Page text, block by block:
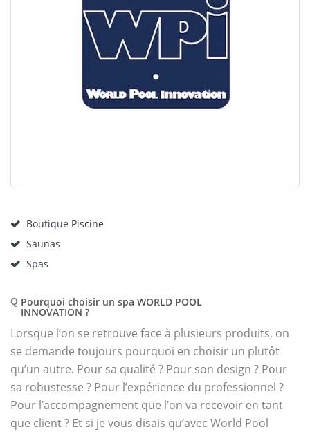
Boutique Piscine
Saunas
Spas
Q Pourquoi choisir un spa WORLD POOL
INNOVATION ?
Lorsque l’on se retrouve face à plusieurs produits, on
se demande toujours pourquoi en choisir un plutôt
qu’un autre. Pour sa qualité ? Pour son design ? Pour
sa robustesse ? Pour l’expérience du professionnel ?
Pour l’accompagnement que l’on va recevoir en tant
que client ? Et si je vous disais qu’avec World Pool